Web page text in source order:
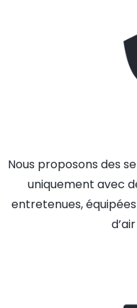
Nous proposons des
uniquement avec
entretenues,